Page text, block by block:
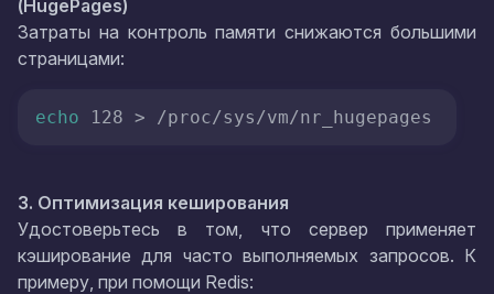
(HugePages)
Затраты на контроль памяти снижаются большими
страницами:
echo 128 > /proc/sys/vm/nr_hugepages
3. Оптимизация кеширования
Удостоверьтесь в том, что сервер применяет
кэширование для часто выполняемых запросов. К
примеру, при помощи Redis: